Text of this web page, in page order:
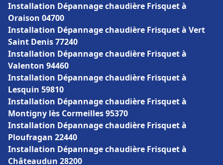
Installation Dépannage chaudière Frisquet à
Oraison 04700
Installation Dépannage chaudière Frisquet à Vert
Saint Denis 77240
Installation Dépannage chaudière Frisquet à
Valenton 94460
Installation Dépannage chaudière Frisquet à
Lesquin 59810
Installation Dépannage chaudière Frisquet à
Montigny lès Cormeilles 95370
Installation Dépannage chaudière Frisquet à
Ploufragan 22440
Installation Dépannage chaudière Frisquet à
Châteaudun 28200